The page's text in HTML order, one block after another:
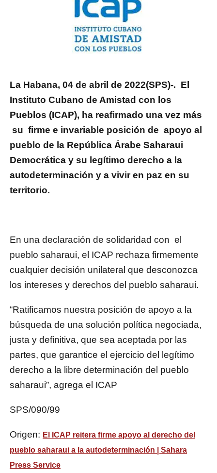
La Habana, 04 de abril de 2022(SPS)-. El
Instituto Cubano de Amistad con los
Pueblos (ICAP), ha reafirmado una vez más
su firme e invariable posición de apoyo al
pueblo de la República Árabe Saharaui
Democrática y su legítimo derecho a la
autodeterminación y a vivir en paz en su
territorio.
En una declaración de solidaridad con el
pueblo saharaui, el ICAP rechaza firmemente
cualquier decisión unilateral que desconozca
los intereses y derechos del pueblo saharaui.
“Ratificamos nuestra posición de apoyo a la
búsqueda de una solución política negociada,
justa y definitiva, que sea aceptada por las
partes, que garantice el ejercicio del legítimo
derecho a la libre determinación del pueblo
saharaui”, agrega el ICAP
SPS/090/99
Origen: El ICAP reitera firme apoyo al derecho del
pueblo saharaui a la autodeterminación | Sahara
Press Service